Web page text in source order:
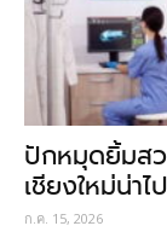
ปักหมุดยิ้มส
เชียงใหม่น่า
ก.ค. 15, 2026